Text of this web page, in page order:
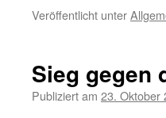
Veröffentlicht unter
Sieg gegen
Publiziert am 23. Oktober